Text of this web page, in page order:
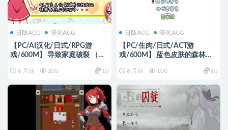
日版ACG 漢化ACG
【PC/AI汉化/日式/RPG游
戏/600M】 导致家庭破裂 （で
RPG游戏+600M
6 月前 205 10
日版ACG 漢化ACG
【PC/生肉/日式/ACT游
戏/600M】 蓝色皮肤的森林
Ver26.01.30 生肉版+日式ACT游
6 月前 100 10